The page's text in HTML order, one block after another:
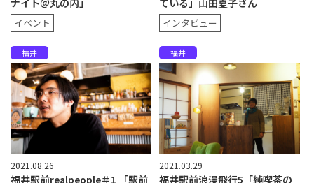
ナイト＠丸の内」
イベント
ている」山田夏子さん
インタビュー
福井
2021.08.26
福井駅前realpeople＃1 「駅前
福井
2021.03.29
福井駅前浪漫飛行5「純喫茶の